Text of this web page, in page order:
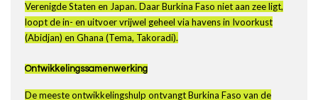
Verenigde Staten en Japan. Daar Burkina Faso niet aan zee ligt,
loopt de in- en uitvoer vrijwel geheel via havens in Ivoorkust
(Abidjan) en Ghana (Tema, Takoradi).
Ontwikkelingssamenwerking
De meeste ontwikkelingshulp ontvangt Burkina Faso van de